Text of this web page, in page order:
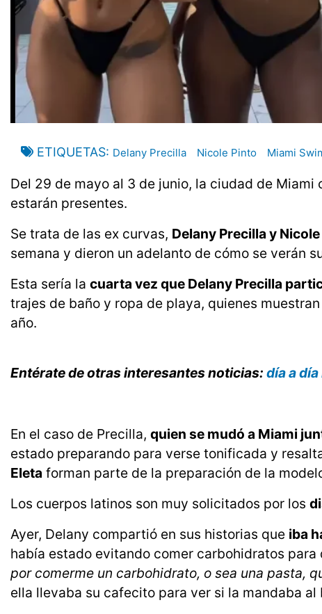
ETIQUETAS Delany Precilla Nicole Pinto Miami
Del 29 de mayo al 3 de junio, la ciudad de Miami
estarán presentes.
Se trata de las ex curvas, Delany Precilla y
semana y dieron un adelanto de cómo se verán
Esta sería la cuarta vez que Delany Precilla
trajes de baño y ropa de playa, quienes
año.
Entérate de otras interesantes noticias: día a día
En el caso de Precilla, quien se mudó a Miami
estado preparando para verse tonificada y
Eleta forman parte de la preparación de la
Los cuerpos latinos son muy solicitados por los
Ayer, Delany compartió en sus historias que iba
había estado evitando comer carbohidratos
por comerme un carbohidrato, o sea una pasta,
ella llevaba su cafecito para ver si la mandaba al